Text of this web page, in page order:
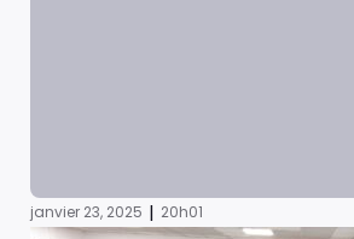
janvier 23, 2025 | 20h01